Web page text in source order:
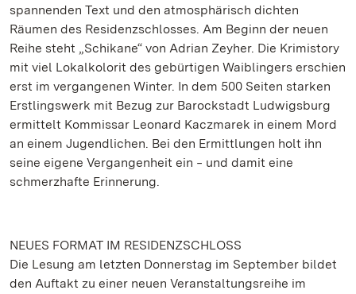
spannenden Text und den atmosphärisch dichten
Räumen des Residenzschlosses. Am Beginn der neuen
Reihe steht „Schikane“ von Adrian Zeyher. Die Krimistory
mit viel Lokalkolorit des gebürtigen Waiblingers erschien
erst im vergangenen Winter. In dem 500 Seiten starken
Erstlingswerk mit Bezug zur Barockstadt Ludwigsburg
ermittelt Kommissar Leonard Kaczmarek in einem Mord
an einem Jugendlichen. Bei den Ermittlungen holt ihn
seine eigene Vergangenheit ein ‒ und damit eine
schmerzhafte Erinnerung.
NEUES FORMAT IM RESIDENZSCHLOSS
Die Lesung am letzten Donnerstag im September bildet
den Auftakt zu einer neuen Veranstaltungsreihe im